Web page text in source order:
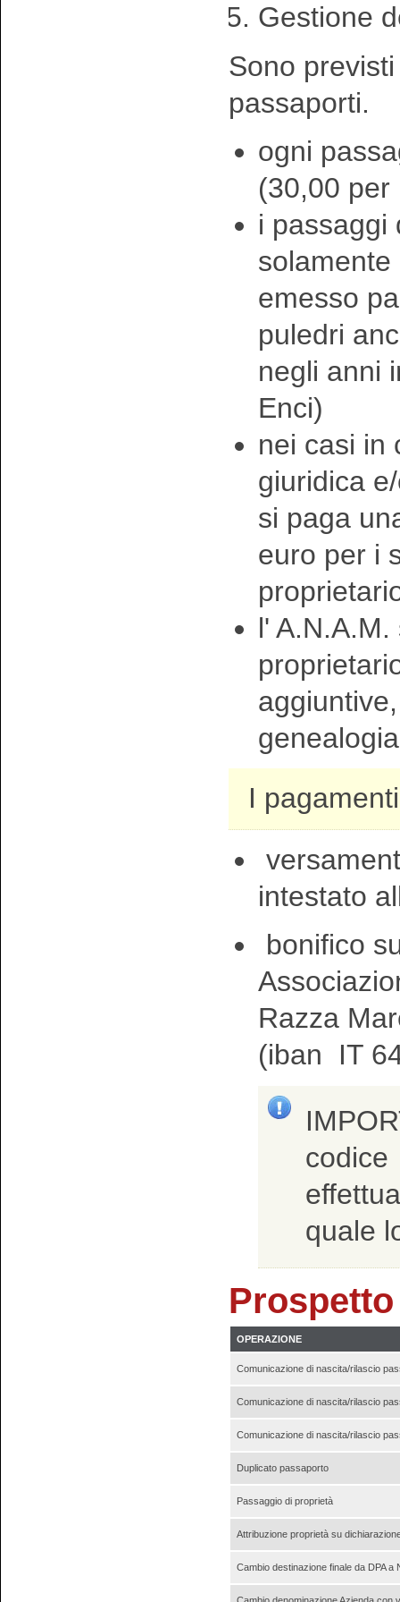
Gestione
Sono
passaporti.
ogni
(30,00 per
i passaggi
emesso
puledri
negli anni
Enci)
nei casi in
giuridica
si paga
euro per i
l'
I
intestato
bonifico
Razza
(iban
IT
quale
OPERAZIONE
Comunicazione di nascita/rilascio
Comunicazione di nascita/rilascio
Comunicazione di nascita/rilascio
Duplicato passaporto
Passaggio di proprietà
Attribuzione proprietà su
Cambio destinazione finale da DPA a